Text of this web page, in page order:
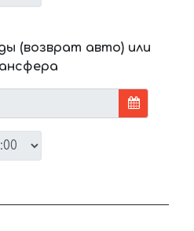
(возврат авто) или